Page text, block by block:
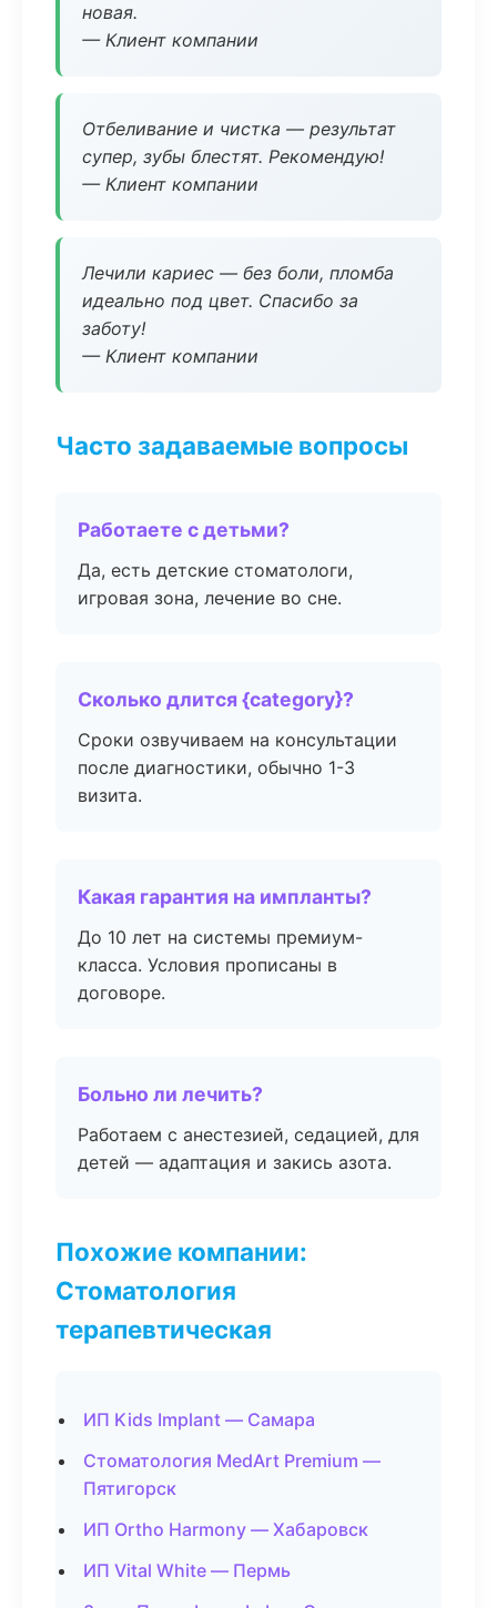
новая.
— Клиент компании
Отбеливание и чистка — результат
супер, зубы блестят. Рекомендую!
— Клиент компании
Лечили кариес — без боли, пломба
идеально под цвет. Спасибо за
заботу!
— Клиент компании
Часто задаваемые вопросы
Работаете с детьми?
Да, есть детские стоматологи,
игровая зона, лечение во сне.
Сколько длится {category}?
Сроки озвучиваем на консультации
после диагностики, обычно 1-3
визита.
Какая гарантия на импланты?
До 10 лет на системы премиум-
класса. Условия прописаны в
договоре.
Больно ли лечить?
Работаем с анестезией, седацией, для
детей — адаптация и закись азота.
Похожие компании:
Стоматология
терапевтическая
ИП Kids Implant — Самара
Стоматология MedArt Premium —
Пятигорск
ИП Ortho Harmony — Хабаровск
ИП Vital White — Пермь